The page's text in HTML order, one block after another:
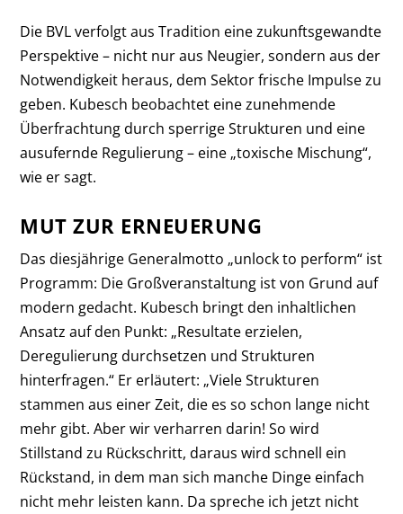
Die BVL verfolgt aus Tradition eine zukunftsgewandte
Perspektive – nicht nur aus Neugier, sondern aus der
Notwendigkeit heraus, dem Sektor frische Impulse zu
geben. Kubesch beobachtet eine zunehmende
Überfrachtung durch sperrige Strukturen und eine
ausufernde Regulierung – eine „toxische Mischung“,
wie er sagt.
MUT ZUR ERNEUERUNG
Das diesjährige Generalmotto „unlock to perform“ ist
Programm: Die Großveranstaltung ist von Grund auf
modern gedacht. Kubesch bringt den inhaltlichen
Ansatz auf den Punkt: „Resultate erzielen,
Deregulierung durchsetzen und Strukturen
hinterfragen.“ Er erläutert: „Viele Strukturen
stammen aus einer Zeit, die es so schon lange nicht
mehr gibt. Aber wir verharren darin! So wird
Stillstand zu Rückschritt, daraus wird schnell ein
Rückstand, in dem man sich manche Dinge einfach
nicht mehr leisten kann. Da spreche ich jetzt nicht